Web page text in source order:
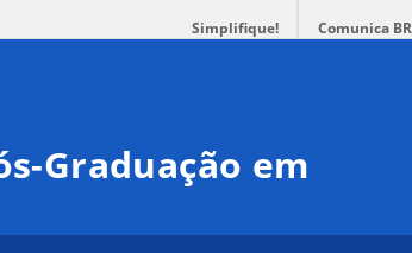
Simplifique! Comunica BR
Graduação em